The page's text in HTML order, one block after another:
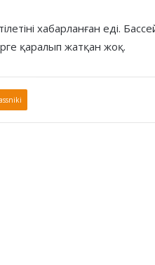
хабарланған еді.
қаралып жатқан жоқ.